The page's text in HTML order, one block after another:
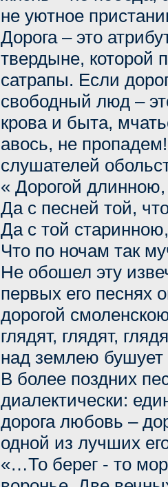
не уютное
Дорога – это
твердыне, которой
сатрапы. Если
свободный люд –
крова и быта,
авось, не
слушателей
« Дорогой
Да с песней той,
Да с той
Что по ночам так
Не обошел эту
первых его
дорогой
глядят, глядят,
над землею бушует
В более поздних
диалектически:
дорога любовь –
одной из лучших
«…То берег - то